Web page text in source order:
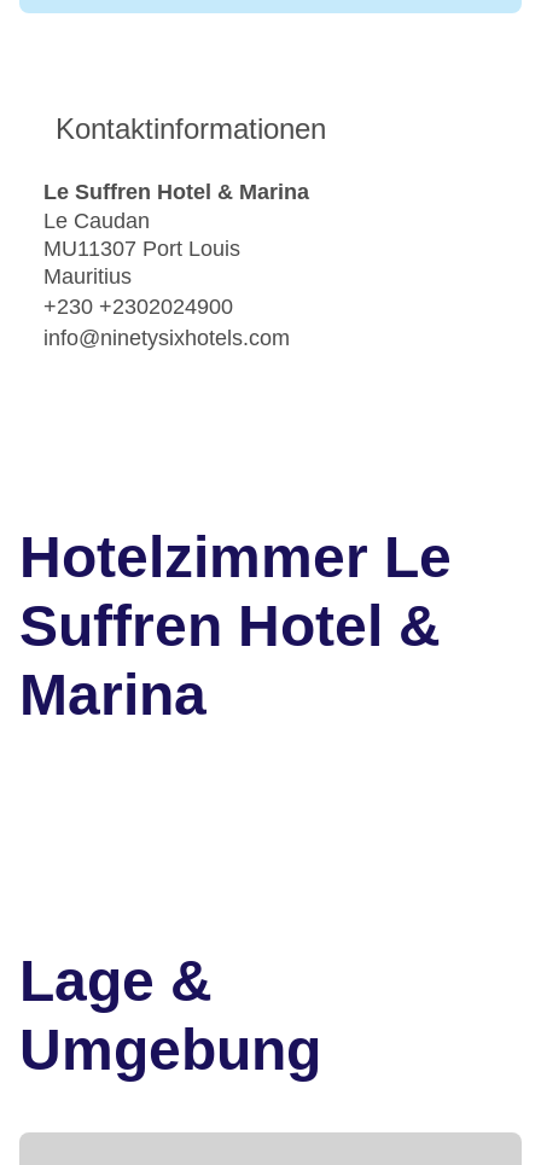
Kontaktinformationen
Le Suffren Hotel & Marina
Le Caudan
MU11307 Port Louis
Mauritius
+230 +2302024900
info@ninetysixhotels.com
Hotelzimmer Le
Suffren Hotel &
Marina
Lage &
Umgebung